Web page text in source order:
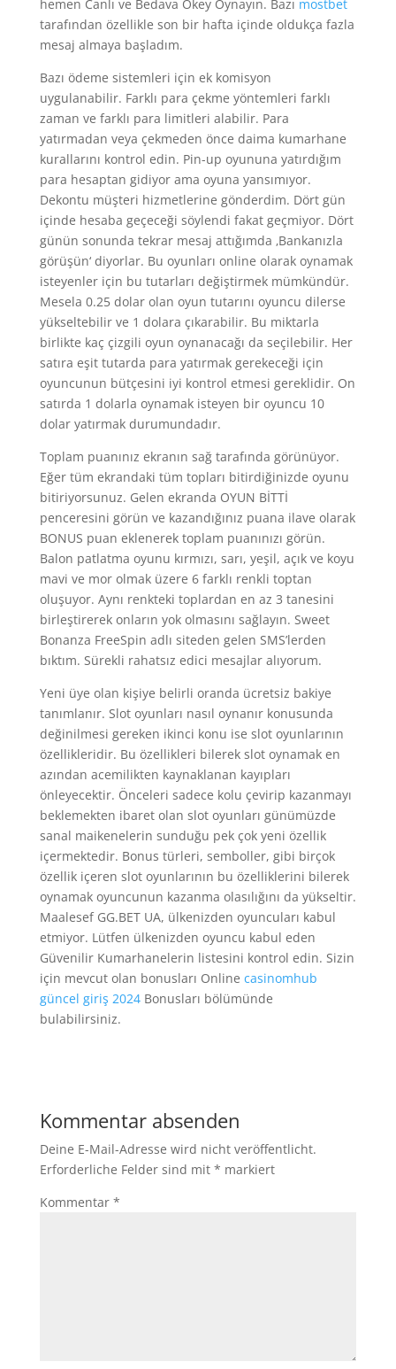
hemen Canlı ve Bedava Okey Oynayın. Bazı mostbet
tarafından özellikle son bir hafta içinde oldukça fazla
mesaj almaya başladım.
Bazı ödeme sistemleri için ek komisyon
uygulanabilir. Farklı para çekme yöntemleri farklı
zaman ve farklı para limitleri alabilir. Para
yatırmadan veya çekmeden önce daima kumarhane
kurallarını kontrol edin. Pin-up oyununa yatırdığım
para hesaptan gidiyor ama oyuna yansımıyor.
Dekontu müşteri hizmetlerine gönderdim. Dört gün
içinde hesaba geçeceği söylendi fakat geçmiyor. Dört
günün sonunda tekrar mesaj attığımda ‚Bankanızla
görüşün‘ diyorlar. Bu oyunları online olarak oynamak
isteyenler için bu tutarları değiştirmek mümkündür.
Mesela 0.25 dolar olan oyun tutarını oyuncu dilerse
yükseltebilir ve 1 dolara çıkarabilir. Bu miktarla
birlikte kaç çizgili oyun oynanacağı da seçilebilir. Her
satıra eşit tutarda para yatırmak gerekeceği için
oyuncunun bütçesini iyi kontrol etmesi gereklidir. On
satırda 1 dolarla oynamak isteyen bir oyuncu 10
dolar yatırmak durumundadır.
Toplam puanınız ekranın sağ tarafında görünüyor.
Eğer tüm ekrandaki tüm topları bitirdiğinizde oyunu
bitiriyorsunuz. Gelen ekranda OYUN BİTTİ
penceresini görün ve kazandığınız puana ilave olarak
BONUS puan eklenerek toplam puanınızı görün.
Balon patlatma oyunu kırmızı, sarı, yeşil, açık ve koyu
mavi ve mor olmak üzere 6 farklı renkli toptan
oluşuyor. Aynı renkteki toplardan en az 3 tanesini
birleştirerek onların yok olmasını sağlayın. Sweet
Bonanza FreeSpin adlı siteden gelen SMS’lerden
bıktım. Sürekli rahatsız edici mesajlar alıyorum.
Yeni üye olan kişiye belirli oranda ücretsiz bakiye
tanımlanır. Slot oyunları nasıl oynanır konusunda
değinilmesi gereken ikinci konu ise slot oyunlarının
özellikleridir. Bu özellikleri bilerek slot oynamak en
azından acemilikten kaynaklanan kayıpları
önleyecektir. Önceleri sadece kolu çevirip kazanmayı
beklemekten ibaret olan slot oyunları günümüzde
sanal maikenelerin sunduğu pek çok yeni özellik
içermektedir. Bonus türleri, semboller, gibi birçok
özellik içeren slot oyunlarının bu özelliklerini bilerek
oynamak oyuncunun kazanma olasılığını da yükseltir.
Maalesef GG.BET UA, ülkenizden oyuncuları kabul
etmiyor. Lütfen ülkenizden oyuncu kabul eden
Güvenilir Kumarhanelerin listesini kontrol edin. Sizin
için mevcut olan bonusları Online casinomhub
güncel giriş 2024Bonusları bölümünde
bulabilirsiniz.
Kommentar absenden
Deine E-Mail-Adresse wird nicht veröffentlicht.
Erforderliche Felder sind mit * markiert
Kommentar *